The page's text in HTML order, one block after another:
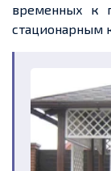
временных к
стационарным